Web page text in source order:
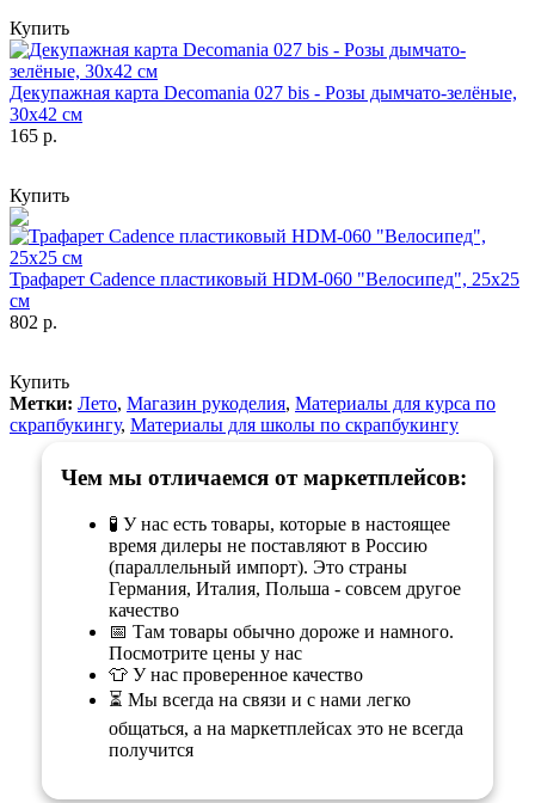
Купить
Декупажная карта Decomania 027 bis - Розы дымчато-зелёные,
30х42 см
165 р.
Купить
Трафарет Cadence пластиковый HDM-060 "Велосипед", 25х25
см
802 р.
Купить
Метки: Лето, Магазин рукоделия, Материалы для курса по
скрапбукингу, Материалы для школы по скрапбукингу
Чем мы отличаемся от маркетплейсов:
🧪 У нас есть товары, которые в настоящее
время дилеры не поставляют в Россию
(параллельный импорт). Это страны
Германия, Италия, Польша - совсем другое
качество
📅 Там товары обычно дороже и намного.
Посмотрите цены у нас
👕 У нас проверенное качество
⏳ Мы всегда на связи и с нами легко
общаться, а на маркетплейсах это не всегда
получится